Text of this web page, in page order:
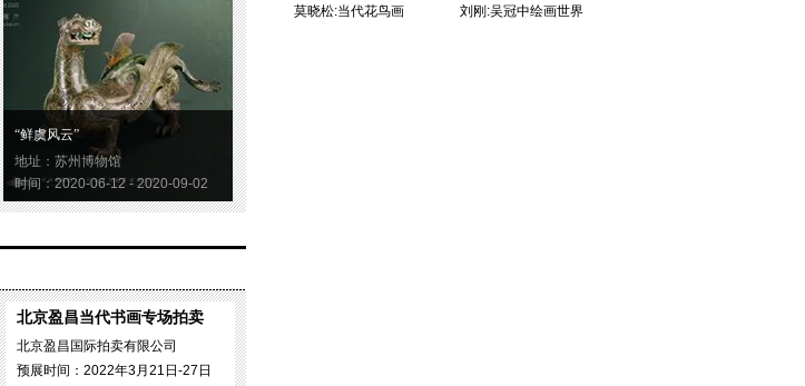
“鲜虞风云”
地址：苏州博物馆
时间：2020-06-12 - 2020-09-02
北京盈昌当代书画专场拍卖
北京盈昌国际拍卖有限公司
预展时间：2022年3月21日-27日
莫晓松:当代花鸟画 刘刚:吴冠中绘画世界